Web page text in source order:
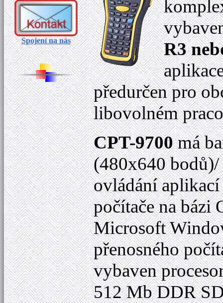
Spojení na nás
R3
předurčen pro
libovolném
CPT-9700má
(480x640 bodů)/
ovládání
počítače na bázi
Microsoft
přenosného
vybaven
512 Mb DDR